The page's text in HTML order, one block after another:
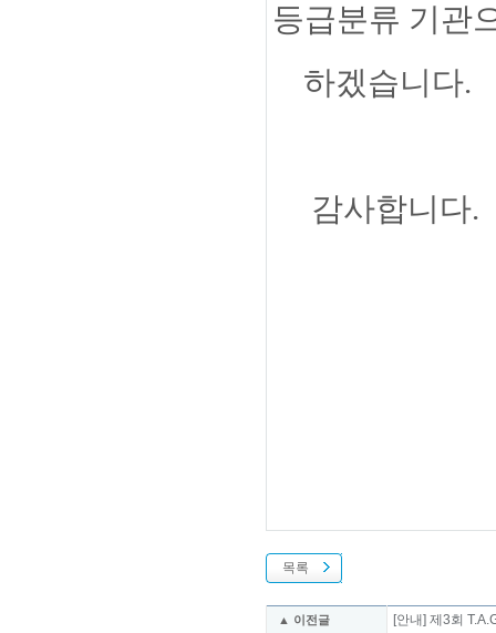
등급분류 기관
하겠습니다.
감사합니다.
목록
▲ 이전글 [안내] 제3회